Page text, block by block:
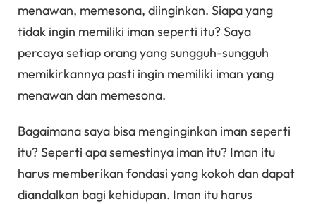
menawan, memesona, diinginkan. Siapa yang
tidak ingin memiliki iman seperti itu? Saya
percaya setiap orang yang sungguh-sungguh
memikirkannya pasti ingin memiliki iman yang
menawan dan memesona.
Bagaimana saya bisa menginginkan iman seperti
itu? Seperti apa semestinya iman itu? Iman itu
harus memberikan fondasi yang kokoh dan dapat
diandalkan bagi kehidupan. Iman itu harus